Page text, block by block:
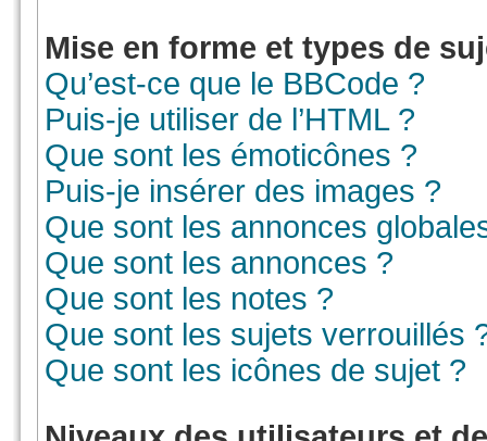
Mise en forme et types de
Qu’est-ce que le BBCode ?
Puis-je utiliser de l’HTML ?
Que sont les émoticônes ?
Puis-je insérer des images ?
Que sont les annonces
Que sont les annonces ?
Que sont les notes ?
Que sont les sujets verrouillés
Que sont les icônes de sujet ?